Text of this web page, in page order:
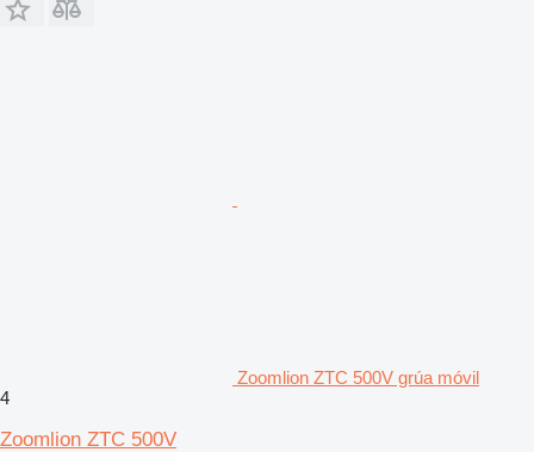
Zoomlion ZTC 500V grúa móvil
4
Zoomlion ZTC 500V